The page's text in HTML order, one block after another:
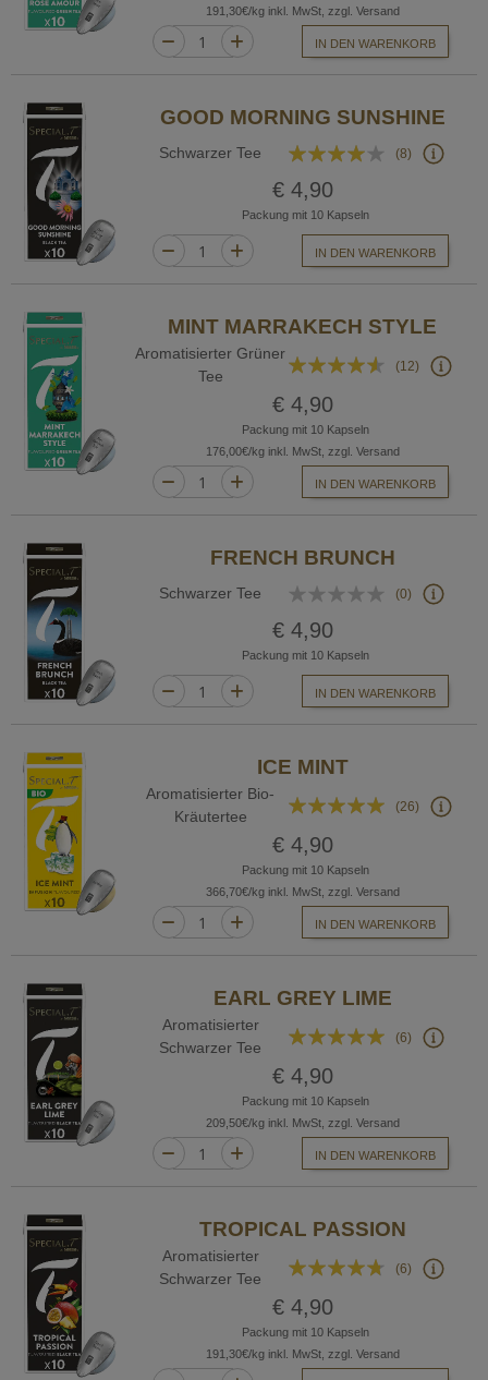
191,30€/kg inkl. MwSt, zzgl. Versand
IN DEN WARENKORB
GOOD MORNING SUNSHINE
Schwarzer Tee
Bewertung:
78%
(8)
€ 4,90
Packung mit 10 Kapseln
IN DEN WARENKORB
MINT MARRAKECH STYLE
Aromatisierter Grüner
Tee
Bewertung:
(12)
€ 4,90
Packung mit 10 Kapseln
176,00€/kg inkl. MwSt, zzgl. Versand
IN DEN WARENKORB
FRENCH BRUNCH
Schwarzer Tee
Bewertung:
0%
(0)
€ 4,90
Packung mit 10 Kapseln
IN DEN WARENKORB
ICE MINT
Aromatisierter Bio-
Kräutertee
Bewertung:
(26)
€ 4,90
Packung mit 10 Kapseln
366,70€/kg inkl. MwSt, zzgl. Versand
IN DEN WARENKORB
EARL GREY LIME
Aromatisierter
Schwarzer Tee
Bewertung:
(6)
€ 4,90
Packung mit 10 Kapseln
209,50€/kg inkl. MwSt, zzgl. Versand
IN DEN WARENKORB
TROPICAL PASSION
Aromatisierter
Schwarzer Tee
Bewertung:
(6)
€ 4,90
Packung mit 10 Kapseln
191,30€/kg inkl. MwSt, zzgl. Versand